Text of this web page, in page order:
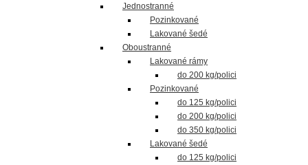
Jednostranné
Pozinkované
Lakované šedé
Oboustranné
Lakované rámy
do 200 kg/polici
Pozinkované
do 125 kg/polici
do 200 kg/polici
do 350 kg/polici
Lakované šedé
do 125 kg/polici